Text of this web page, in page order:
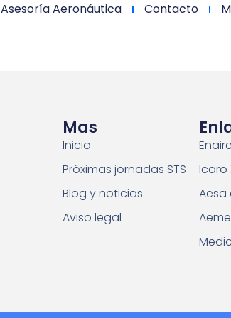
Asesoría Aeronáutica Contacto
Mas
Inicio
Próximas jornadas STS
Blog y noticias
Aviso legal
Icaro
Aesa